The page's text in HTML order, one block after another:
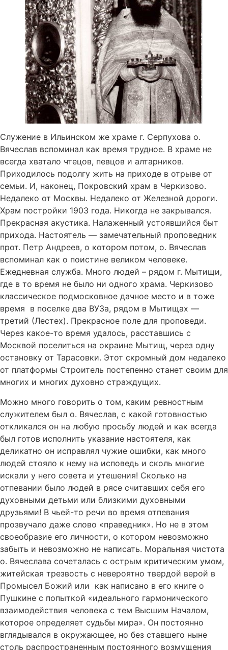
Служение в Ильинском же храме г. Серпухова о.
Вячеслав вспоминал как время трудное. В храме не
всегда хватало чтецов, певцов и алтарников.
Приходилось подолгу жить на приходе в отрыве от
семьи. И, наконец, Покровский храм в Черкизово.
Недалеко от Москвы. Недалеко от Железной дороги.
Храм постройки 1903 года. Никогда не закрывался.
Прекрасная акустика. Налаженный устоявшийся быт
прихода. Настоятель — замечательный проповедник
прот. Петр Андреев, о котором потом, о. Вячеслав
вспоминал как о поистине великом человеке.
Ежедневная служба. Много людей – рядом г. Мытищи,
где в то время не было ни одного храма. Черкизово
классическое подмосковное дачное место и в тоже
время в поселке два ВУЗа, рядом в Мытищах —
третий (Лестех). Прекрасное поле для проповеди.
Через какое-то время удалось, расставшись с
Москвой поселиться на окраине Мытищ, через одну
остановку от Тарасовки. Этот скромный дом недалеко
от платформы Строитель постепенно станет своим для
многих и многих духовно страждущих.
Можно много говорить о том, каким ревностным
служителем был о. Вячеслав, с какой готовностью
откликался он на любую просьбу людей и как всегда
был готов исполнить указание настоятеля, как
деликатно он исправлял чужие ошибки, как много
людей стояло к нему на исповедь и сколь многие
искали у него совета и утешения! Сколько на
отпевании было людей в рясе считавших себя его
духовными детьми или близкими духовными
друзьями! В чьей-то речи во время отпевания
прозвучало даже слово «праведник». Но не в этом
своеобразие его личности, о котором невозможно
забыть и невозможно не написать. Моральная чистота
о. Вячеслава сочеталась с острым критическим умом,
житейская трезвость с невероятно твердой верой в
Промысел Божий или как написано в его книге о
Пушкине с попыткой «идеального гармонического
взаимодействия человека с тем Высшим Началом,
которое определяет судьбы мира». Он постоянно
вглядывался в окружающее, но без ставшего ныне
столь распространенным постоянного возмущения